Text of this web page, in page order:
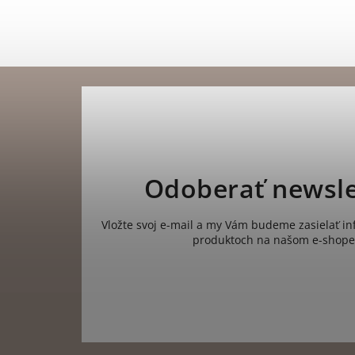
Odoberať
Vložte svoj e-mail a my Vám budeme zasielať
produktoch na našom e-